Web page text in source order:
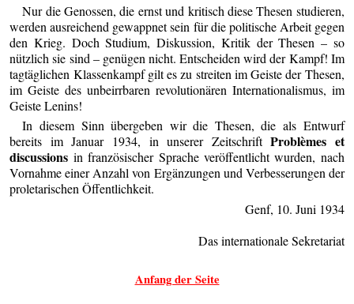
Nur die Genossen, die ernst und kritisch diese Thesen studieren,
werden ausreichend gewappnet sein für die politische Arbeit gegen
den Krieg. Doch Studium, Diskussion, Kritik der Thesen – so
nützlich sie sind – genügen nicht. Entscheiden wird der Kampf! Im
tagtäglichen Klassenkampf gilt es zu streiten im Geiste der Thesen,
im Geiste des unbeirrbaren revolutionären Internationalismus, im
Geiste Lenins!
In diesem Sinn übergeben wir die Thesen, die als Entwurf
bereits im Januar 1934, in unserer ZeitschriftProblèmes et
discussions in französischer Sprache veröffentlicht wurden, nach
Vornahme einer Anzahl von Ergänzungen und Verbesserungen der
proletarischen Öffentlichkeit.
Genf, 10. Juni 1934
Das internationale Sekretariat
Anfang der Seite